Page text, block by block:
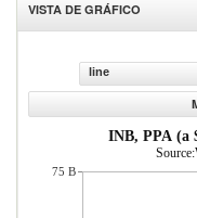
VISTA DE GRÁFICO
line
INB, PPA (a
75 B